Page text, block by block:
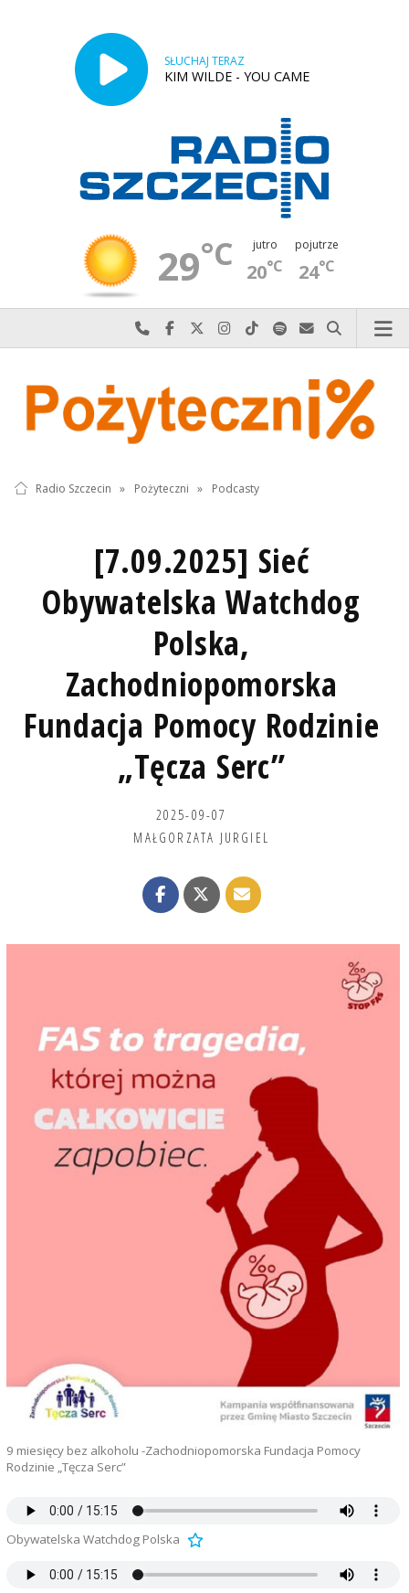
SŁUCHAJ TERAZ
KIM WILDE - YOU CAME
29°C jutro
20°C
pojutrze
24°C
Najlepiej po prostu do nas zadzwoń
Odwiedź nas na Facebook-u
Odwiedź nas na X
Odwiedź nas na Instagram-ie
Odwiedź nas na TikTok-u
Szukaj nas na Spotify
Wyślij do nas
Szukaj
Radio Szczecin » Pożyteczni » Podcasty
[7.09.2025] Sieć
Obywatelska Watchdog
Polska,
Zachodniopomorska
Fundacja Pomocy Rodzinie
„Tęcza Serc”
2025-09-07
MAŁGORZATA JURGIEL
9 miesięcy bez alkoholu -Zachodniopomorska Fundacja Pomocy
Rodzinie „Tęcza Serc”
Obywatelska Watchdog Polska